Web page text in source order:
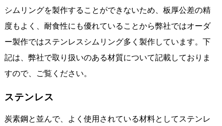
シムリングを製作することができないため、板厚公差の精
度もよく、耐食性にも優れていることから弊社ではオーダ
ー製作ではステンレスシムリング多く製作しています。下
記は、弊社で取り扱いのある材質について記載しておりま
すので、ご覧ください。
ステンレス
炭素鋼と並んで、よく使用されている材料としてステンレ